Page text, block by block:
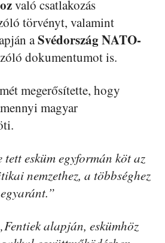
való csatlakozás
törvényt, valamint
aSvédország NATO-
dokumentumot is.
megerősítette, hogy
magyar
esküm egyformán köt az
nemzethez, a többséghez
alapján, eskümhöz